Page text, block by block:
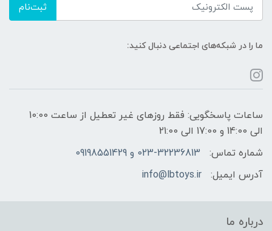
ثبت‌نام
ما را در شبکه‌های اجتماعی دنبال کنید:
ساعات پاسخگویی: فقط روزهای غیر تعطیل از ساعت 10:00
الی 14:00 و 17:00 الی 21:00
شماره تماس:
023-32236813 و 09198551429
آدرس ایمیل:
info@lbtoys.ir
درباره ما